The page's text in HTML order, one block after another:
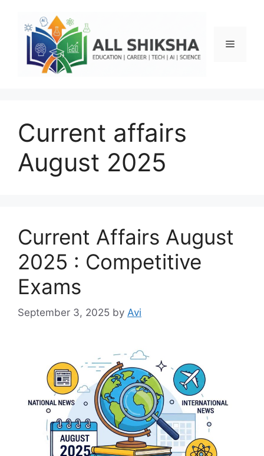
content
Menu
Current affairs
August 2025
Current Affairs August
2025 : Competitive
Exams
September 3, 2025 by Avi